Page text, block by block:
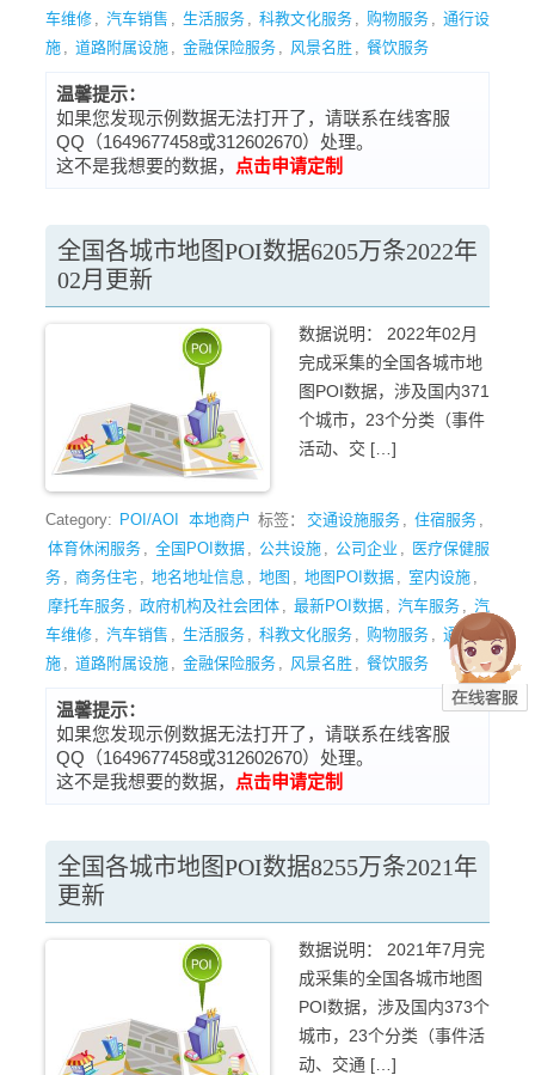
车维修 , 汽车销售 , 生活服务 , 科教文化服务 , 购物服务 , 通行设
施 , 道路附属设施 , 金融保险服务 , 风景名胜 , 餐饮服务
温馨提示：
如果您发现示例数据无法打开了，请联系在线客服
QQ（1649677458或312602670）处理。
这不是我想要的数据，
点击申请定制
全国各城市地图POI数据6205万条2022年
02月更新
数据说明： 2022年02月
完成采集的全国各城市地
图POI数据，涉及国内371
个城市，23个分类（事件
活动、交 […]
Category: POI/AOI 本地商户 标签： 交通设施服务 , 住宿服务 ,
体育休闲服务 , 全国POI数据 , 公共设施 , 公司企业 , 医疗保健服
务 , 商务住宅 , 地名地址信息 , 地图 , 地图POI数据 , 室内设施 ,
摩托车服务 , 政府机构及社会团体 , 最新POI数据 , 汽车服务 , 汽
车维修 , 汽车销售 , 生活服务 , 科教文化服务 , 购物服务 , 通行设
施 , 道路附属设施 , 金融保险服务 , 风景名胜 , 餐饮服务
温馨提示：
如果您发现示例数据无法打开了，请联系在线客服
QQ（1649677458或312602670）处理。
这不是我想要的数据，
点击申请定制
全国各城市地图POI数据8255万条2021年
更新
数据说明： 2021年7月完
成采集的全国各城市地图
POI数据，涉及国内373个
城市，23个分类（事件活
动、交通 […]